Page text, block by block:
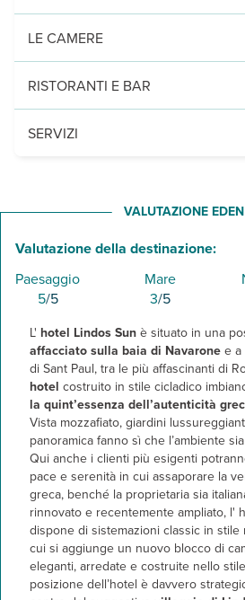
La spiaggia dell'
LE CAMERE
Le 75 camere (22 m ) dell'
RISTORANTI E BAR
l'hotel Lindos Sun dispone di un
SERVIZI
VALUTAZIONE EDEN
Valutazione della destinazione:
Paesaggio
5/5
Mare
3/5
L' hotel Lindos Sun è situato in una
affacciato sulla baia di Navarone e a
di Sant Paul, tra le più affascinanti di
hotel costruito in stile cicladico
la quint’essenza dell’autenticità
Vista mozzafiato, giardini
panoramica fanno sì che l’ambiente
Qui anche i clienti più esigenti
pace e serenità in cui assaporare la
greca, benché la proprietaria sia
rinnovato e recentemente ampliato, l'
dispone di sistemazioni classic in stile
cui si aggiunge un nuovo blocco di
eleganti, arredate e costruite nello
posizione dell’hotel è davvero